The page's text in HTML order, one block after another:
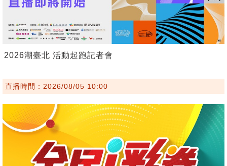
2026潮臺北 活動起跑記者會
直播時間：2026/08/05 10:00